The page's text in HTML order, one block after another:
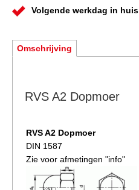
Volgende werkdag in huis
Omschrijving
RVS A2 Dopmoer
RVS A2 Dopmoer
DIN 1587
Zie voor afmetingen "info"